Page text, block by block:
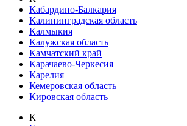
Кабардино-Балкария
Калининградская область
Калмыкия
Калужская область
Камчатский край
Карачаево-Черкесия
Карелия
Кемеровская область
Кировская область
К